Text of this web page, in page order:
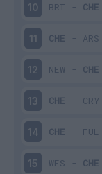
10 BRI - CHE
11 CHE - ARS
12 NEW - CHE
13 CHE - CRY
14 CHE - FUL
15 WES - CHE